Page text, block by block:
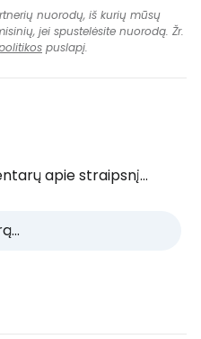
nuorodų, iš kurių mūsų
jei spustelėsite nuorodą. Žr.
puslapį.
apie straipsnį...